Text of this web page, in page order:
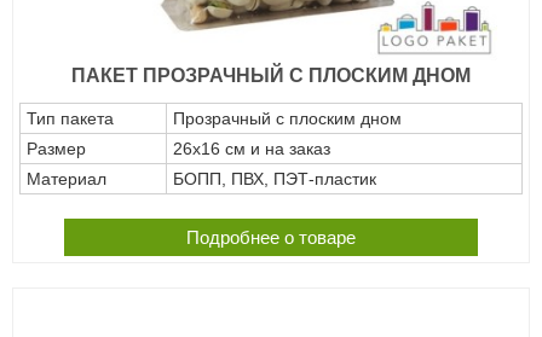
ПАКЕТ ПРОЗРАЧНЫЙ С ПЛОСКИМ ДНОМ
Тип пакета
Прозрачный с плоским дном
Размер
26х16 см и на заказ
Материал
БОПП, ПВХ, ПЭТ-пластик
Подробнее о товаре